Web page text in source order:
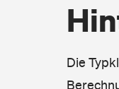
Die